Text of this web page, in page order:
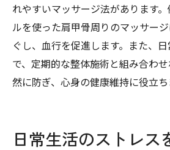
れやすいマッサージ法があります
ルを使った肩甲骨周りのマッサー
ぐし、血行を促進します。また、
で、定期的な整体施術と組み合わ
然に防ぎ、心身の健康維持に役立ち
日常生活のストレス